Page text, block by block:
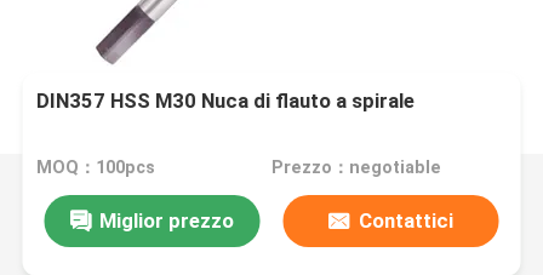
DIN357 HSS M30 Nuca di flauto a spirale
MOQ：100pcs Prezzo：negotiable
Miglior prezzo Contattici